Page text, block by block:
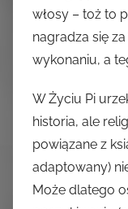
włosy – toż to
nagradza się
wykonaniu, a
W Życiu Pi
historia, ale
powiązane z
adaptowany)
Może dlatego